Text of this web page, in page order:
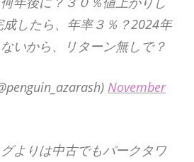
したら、年率３％？2024年
いから、リターン無しで？
November
よりは中古でもパークタワ